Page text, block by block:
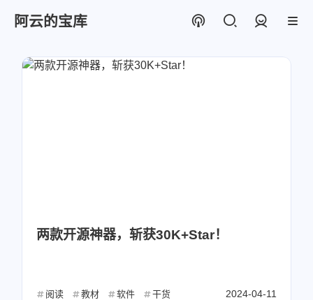
阿云的宝库
两款开源神器，斩获30K+Star！
阅读 教材 软件 干货 2024-04-11